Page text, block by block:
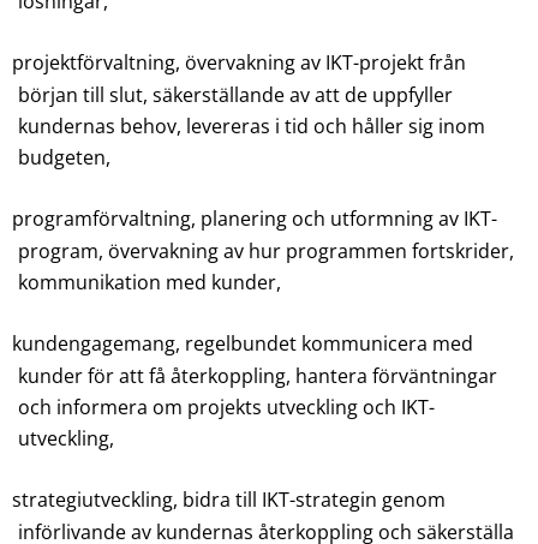
projektförvaltning, övervakning av IKT-projekt från
början till slut, säkerställande av att de uppfyller
kundernas behov, levereras i tid och håller sig inom
budgeten,
programförvaltning, planering och utformning av IKT-
program, övervakning av hur programmen fortskrider,
kommunikation med kunder,
kundengagemang, regelbundet kommunicera med
kunder för att få återkoppling, hantera förväntningar
och informera om projekts utveckling och IKT-
utveckling,
strategiutveckling, bidra till IKT-strategin genom
införlivande av kundernas återkoppling och säkerställa